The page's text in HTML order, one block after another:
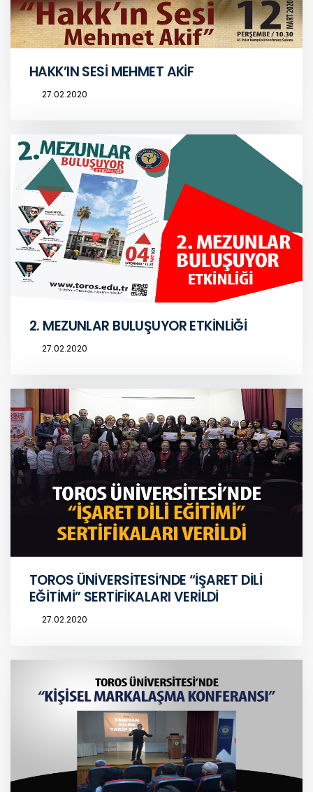
HAKK’IN SESİ MEHMET AKİF
27.02.2020
2. MEZUNLAR BULUŞUYOR ETKİNLİĞİ
27.02.2020
TOROS ÜNİVERSİTESİ’NDE “İŞARET DİLİ
EĞİTİMİ” SERTİFİKALARI VERİLDİ
27.02.2020